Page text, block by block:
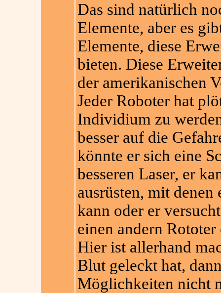
Das sind natürlich
Elemente, aber es
Elemente, diese
bieten. Diese
der amerikanischen
Jeder Roboter hat
Individium zu
besser auf die
könnte er sich eine
besseren Laser, er
ausrüsten, mit denen
kann oder er
einen andern
Hier ist allerhand
Blut geleckt hat,
Möglichkeiten nicht